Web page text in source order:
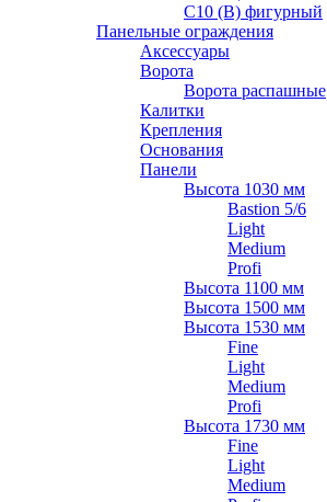
С10 (В) фигурный
Панельные ограждения
Аксессуары
Ворота
Ворота распашные
Калитки
Крепления
Основания
Панели
Высота 1030 мм
Bastion 5/6
Light
Medium
Profi
Высота 1100 мм
Высота 1500 мм
Высота 1530 мм
Fine
Light
Medium
Profi
Высота 1730 мм
Fine
Light
Medium